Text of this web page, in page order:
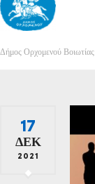
Δήμος Ορχομενού Βοιωτίας
17
ΔΕΚ
2021